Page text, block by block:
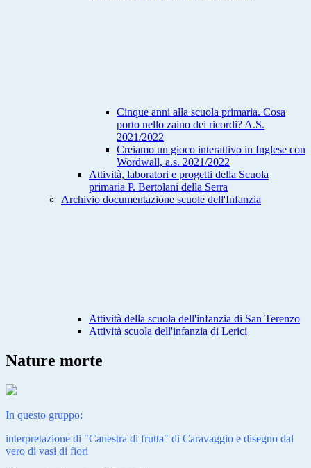
Cinque anni alla scuola primaria. Cosa
porto nello zaino dei ricordi? A.S.
2021/2022
Creiamo un gioco interattivo in Inglese con
Wordwall, a.s. 2021/2022
Attività, laboratori e progetti della Scuola
primaria P. Bertolani della Serra
Archivio documentazione scuole dell'Infanzia
Attività della scuola dell'infanzia di San Terenzo
Attività scuola dell'infanzia di Lerici
Nature morte
In questo gruppo:
interpretazione di "Canestra di frutta" di Caravaggio e disegno dal
vero di vasi di fiori